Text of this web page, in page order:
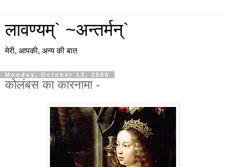
लावण्यम्` ~अन्तर्मन्`
मेरी, आपकी, अन्य की बात
Monday, October 13, 2008
कोलंबस का कारनामा -